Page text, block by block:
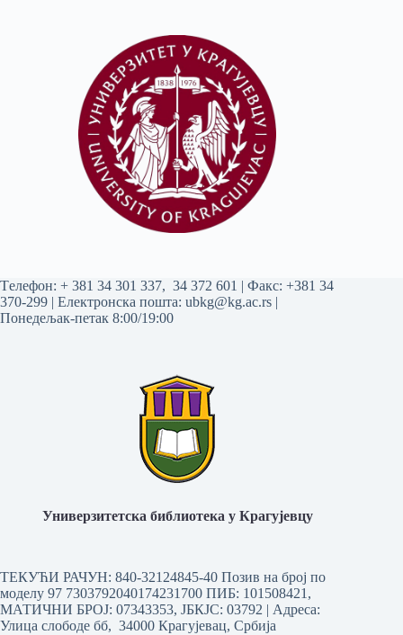
Tелефон: + 381 34 301 337, 34 372 601 | Факс: +381 34
370-299 | Електронска пошта: ubkg@kg.ac.rs |
Понедељак-петак 8:00/19:00
Универзитетска библиотека у Крагујевцу
ТЕКУЋИ РАЧУН: 840-32124845-40 Позив на број по
моделу 97 7303792040174231700 ПИБ: 101508421,
МАТИЧНИ БРОЈ: 07343353, ЈБКЈС: 03792 | Aдреса:
Улица слободе бб, 34000 Крагујевац, Србија